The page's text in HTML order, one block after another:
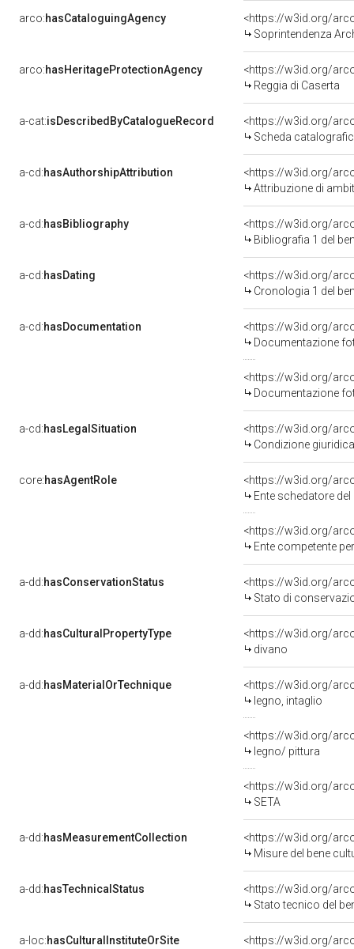
arco:hasCataloguingAgency
<https://w3id.org/
Soprintendenza
arco:hasHeritageProtectionAgency
<https://w3id.org/
Reggia di Caserta
a-cat:isDescribedByCatalogueRecord
<https://w3id.org/
Scheda
a-cd:hasAuthorshipAttribution
<https://w3id.org/
Attribuzione di
a-cd:hasBibliography
<https://w3id.org/
Bibliografia 1 del
a-cd:hasDating
<https://w3id.org/
Cronologia 1 del
a-cd:hasDocumentation
Documentazione
Documentazione
a-cd:hasLegalSituation
<https://w3id.org/
Condizione
core:hasAgentRole
<https://w3id.org/
Ente schedatore del
<https://w3id.org/
Ente competente
a-dd:hasConservationStatus
<https://w3id.org/
Stato di
a-dd:hasCulturalPropertyType
<https://w3id.org/
divano
a-dd:hasMaterialOrTechnique
<https://w3id.org/
legno, intaglio
<https://w3id.org/
legno/ pittura
<https://w3id.org/
SETA
a-dd:hasMeasurementCollection
<https://w3id.org/
Misure del bene
a-dd:hasTechnicalStatus
<https://w3id.org/
Stato tecnico del
a-loc:hasCulturalInstituteOrSite
<https://w3id.org/